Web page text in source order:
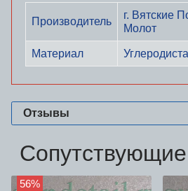
Производитель
г. Вятские
Молот
Материал
Отзывы
56%